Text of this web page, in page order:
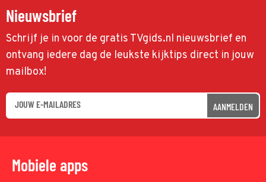
Nieuwsbrief
Schrijf je in voor de gratis TVgids.nl nieuwsbrief en
ontvang iedere dag de leukste kijktips direct in jouw
mailbox!
AANMELDEN
Mobiele apps